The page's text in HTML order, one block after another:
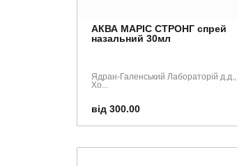
АКВА МАРІС СТРОНГ спрей
назальний 30мл
Ядран-Галенський Лабораторій д.д.,
Хо...
від 300.00